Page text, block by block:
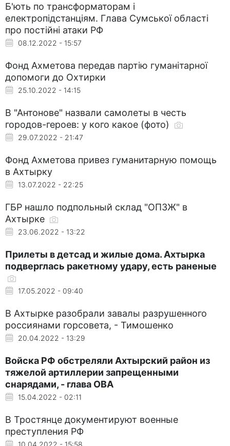
Б'ють по трансформаторам і
електропідстанціям. Глава Сумської області
про постійні атаки РФ
08.12.2022 - 15:57
Фонд Ахметова передав партію гуманітарної
допомоги до Охтирки
25.10.2022 - 14:15
В "Антонове" назвали самолеты в честь
городов-героев: у кого какое (фото)
29.07.2022 - 21:47
Фонд Ахметова привез гуманитарную помощь
в Ахтырку
13.07.2022 - 22:25
ГБР нашло подпольный склад "ОПЗЖ" в
Ахтырке
23.06.2022 - 13:22
Прилеты в детсад и жилые дома. Ахтырка
подверглась ракетному удару, есть раненые
17.05.2022 - 09:40
В Ахтырке разобрали завалы разрушенного
россиянами горсовета, - Тимошенко
20.04.2022 - 13:29
Войска РФ обстреляли Ахтырский район из
тяжелой артиллерии запрещенными
снарядами, - глава ОВА
15.04.2022 - 02:11
В Тростянце документируют военные
преступления РФ
10.04.2022 - 15:58